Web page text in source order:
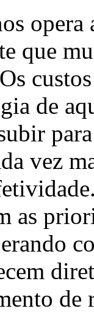
opera
que
de
vez
as
de